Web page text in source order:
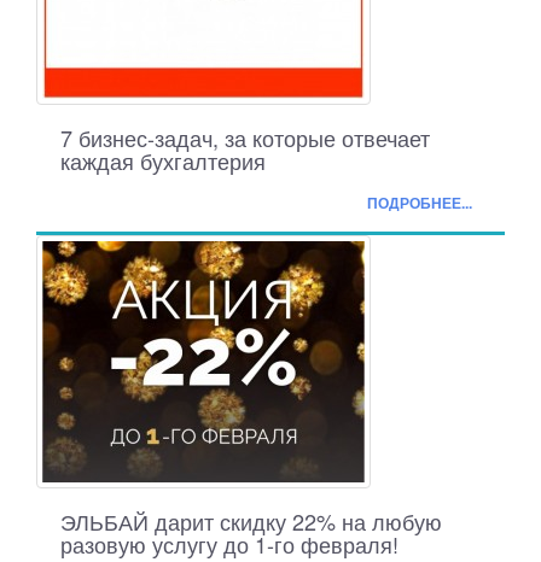
7 бизнес-задач, за которые отвечает
каждая бухгалтерия
ПОДРОБНЕЕ...
ЭЛЬБАЙ дарит скидку 22% на любую
разовую услугу до 1-го февраля!